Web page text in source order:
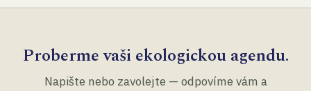
Proberme vaši ekologickou agendu.
Napište nebo zavolejte — odpovíme vám a